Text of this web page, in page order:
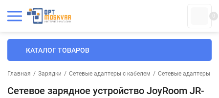
0
КАТАЛОГ ТОВАРОВ
Главная / Зарядки / Сетевые адаптеры с кабелем / Сетевые адаптеры с
Сетевое зарядное устройство JoyRoom JR-